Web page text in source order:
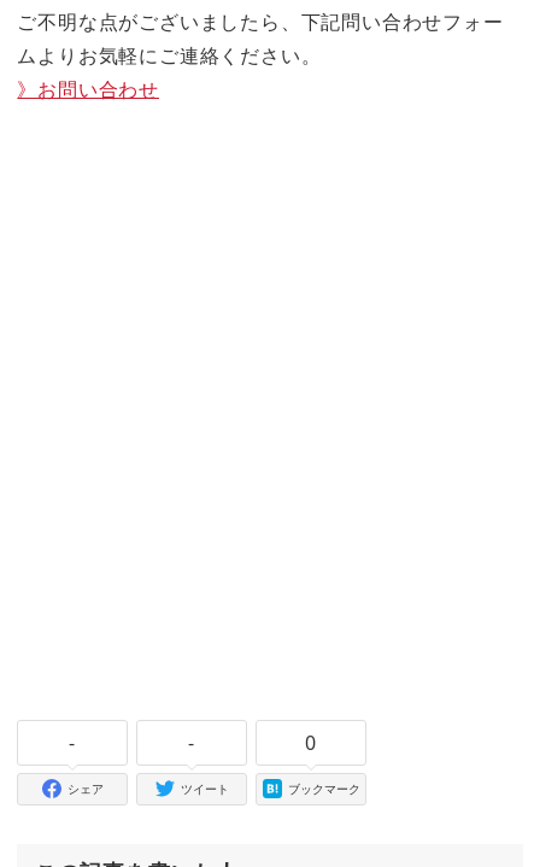
ご不明な点がございましたら、下記問い合わせフォー
ムよりお気軽にご連絡ください。
》お問い合わせ
-
シェア
-
ツイート
0
ブックマーク